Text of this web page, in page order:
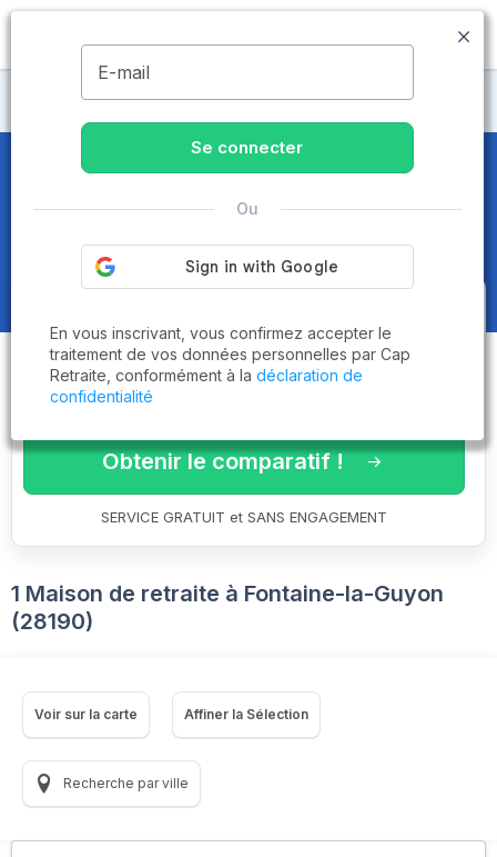
MENU
Maisons de retraite Eure-et-Loir
Maisons de retraite et EHPAD
Fontaine-la-Guyon (28190)
Obtenez le
comparatif des
établissementsadaptés à vos
critères en 3 minutes !
Obtenir le comparatif !
SERVICE GRATUIT et SANS ENGAGEMENT
1 Maison de retraite à Fontaine-la-Guyon
(28190)
Voir sur la carte Affiner la Sélection
Recherche par ville
E-mail
Se connecter
Ou
En vous inscrivant, vous confirmez accepter le
traitement de vos données personnelles par Cap
Retraite, conformément à la déclaration de
confidentialité